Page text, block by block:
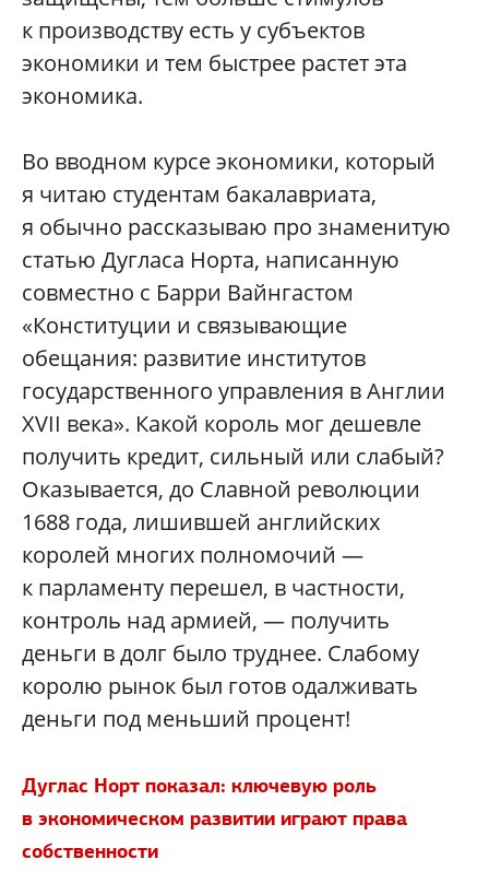
к производству есть у субъектов
экономики и тем быстрее растет эта
экономика.
Во вводном курсе экономики, который
я читаю студентам бакалавриата,
я обычно рассказываю про знаменитую
статью Дугласа Норта, написанную
совместно с Барри Вайнгастом
«Конституции и связывающие
обещания: развитие институтов
государственного управления в Англии
XVII века». Какой король мог дешевле
получить кредит, сильный или слабый?
Оказывается, до Славной революции
1688 года, лишившей английских
королей многих полномочий —
к парламенту перешел, в частности,
контроль над армией, — получить
деньги в долг было труднее. Слабому
королю рынок был готов одалживать
деньги под меньший процент!
Дуглас Норт показал: ключевую роль
в экономическом развитии играют права
собственности